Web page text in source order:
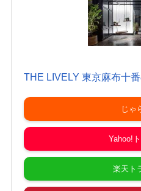
THE LIVELY 東京麻布十
じゃ
Yahoo!
楽天ト